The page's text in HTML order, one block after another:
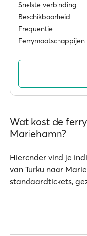
Snelste verbinding
Beschikbaarheid
Frequentie
Ferrymaatschappijen
Wat kost de
Mariehamn?
Hieronder vind je
van Turku naar
standaardtickets,